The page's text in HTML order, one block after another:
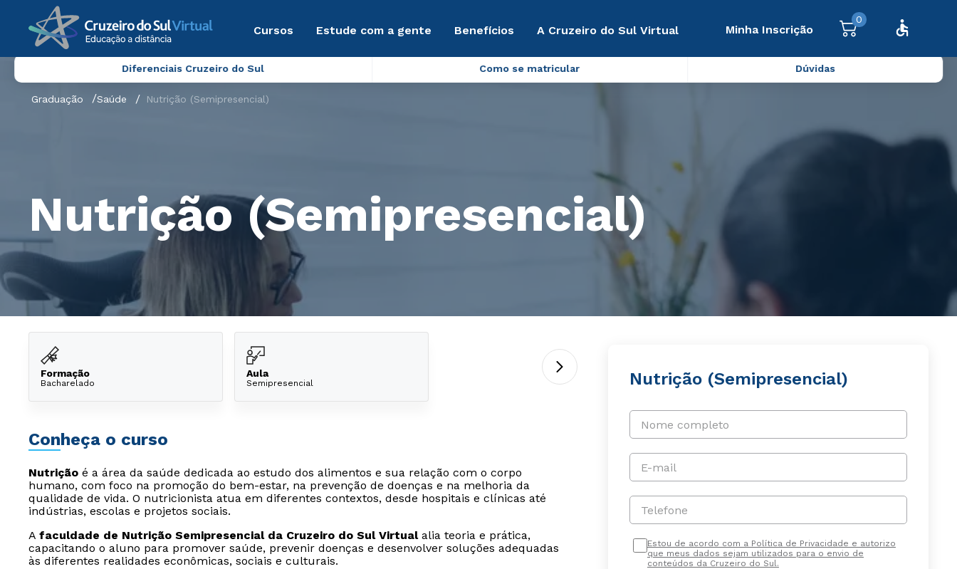
Cursos Estude com a gente Benefícios A Cruzeiro do Sul Virtual Minha Inscrição
0
Diferenciais Cruzeiro do Sul Como se matricular Dúvidas
Graduação Saúde Nutrição (Semipresencial)
Nutrição (Semipresencial)
Formação
Bacharelado
Aula
Semipresencial
Conheça o curso
Nutrição é a área da saúde dedicada ao estudo dos alimentos e sua relação com o corpo
humano, com foco na promoção do bem-estar, na prevenção de doenças e na melhoria da
qualidade de vida. O nutricionista atua em diferentes contextos, desde hospitais e clínicas até
indústrias, escolas e projetos sociais.
A faculdade de Nutrição Semipresencial da Cruzeiro do Sul Virtualalia teoria e prática,
capacitando o aluno para promover saúde, prevenir doenças e desenvolver soluções adequadas
às diferentes realidades econômicas, sociais e culturais.
Nutrição (Semipresencial)
Nome completo
E-mail
Telefone
Estou de acordo com a Política de Privacidade e autorizo
que meus dados sejam utilizados para o envio de
conteúdos da Cruzeiro do Sul.